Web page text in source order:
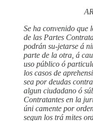
Se ha convenido que
de las Partes
podrán su-jetarse á
parte de la otra, á
uso público ó
los casos de
sea por deudas
algun ciudadano ó
Contratantes en la
úni camente por
segun los trá mites